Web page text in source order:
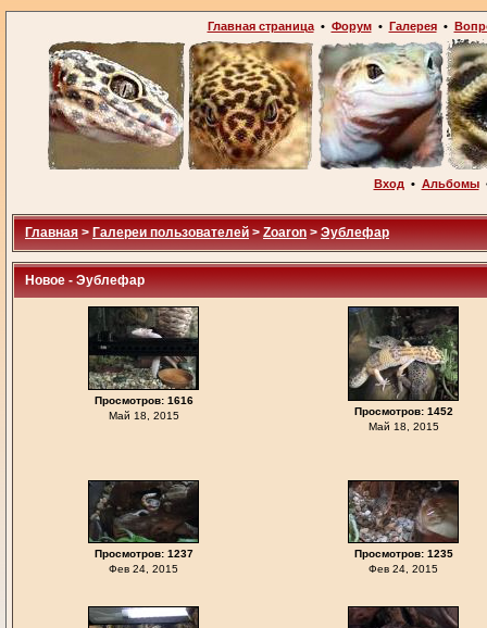
Главная страница• Форум• Галерея•
Вход • Альбомы
Главная > Галереи пользователей > Zoaron > Эублефар
Новое - Эублефар
Просмотров: 1616
Май 18, 2015
Просмотров: 1452
Май 18, 2015
Просмотров: 1237
Фев 24, 2015
Просмотров: 1235
Фев 24, 2015